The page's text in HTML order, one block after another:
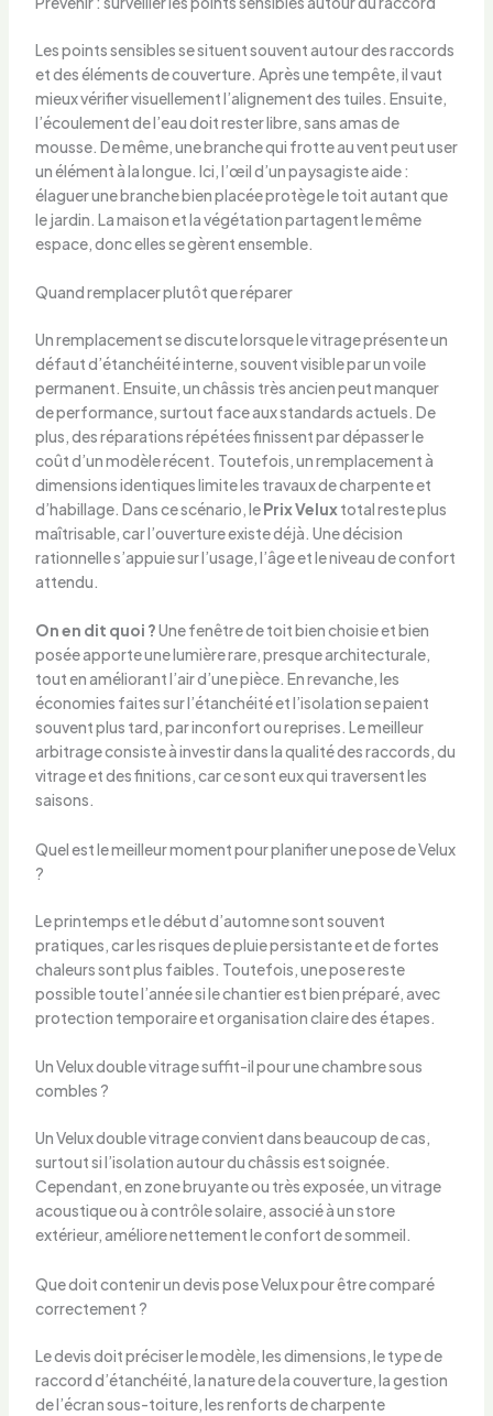
Les points sensibles se situent souvent autour des raccords
et des éléments de couverture. Après une tempête, il vaut
mieux vérifier visuellement l’alignement des tuiles. Ensuite,
l’écoulement de l’eau doit rester libre, sans amas de
mousse. De même, une branche qui frotte au vent peut user
un élément à la longue. Ici, l’œil d’un paysagiste aide :
élaguer une branche bien placée protège le toit autant que
le jardin. La maison et la végétation partagent le même
espace, donc elles se gèrent ensemble.
Quand remplacer plutôt que réparer
Un remplacement se discute lorsque le vitrage présente un
défaut d’étanchéité interne, souvent visible par un voile
permanent. Ensuite, un châssis très ancien peut manquer
de performance, surtout face aux standards actuels. De
plus, des réparations répétées finissent par dépasser le
coût d’un modèle récent. Toutefois, un remplacement à
dimensions identiques limite les travaux de charpente et
d’habillage. Dans ce scénario, lePrix Veluxtotal reste plus
maîtrisable, car l’ouverture existe déjà. Une décision
rationnelle s’appuie sur l’usage, l’âge et le niveau de confort
attendu.
On en dit quoi ?Une fenêtre de toit bien choisie et bien
posée apporte une lumière rare, presque architecturale,
tout en améliorant l’air d’une pièce. En revanche, les
économies faites sur l’étanchéité et l’isolation se paient
souvent plus tard, par inconfort ou reprises. Le meilleur
arbitrage consiste à investir dans la qualité des raccords, du
vitrage et des finitions, car ce sont eux qui traversent les
saisons.
Quel est le meilleur moment pour planifier une pose de Velux
?
Le printemps et le début d’automne sont souvent
pratiques, car les risques de pluie persistante et de fortes
chaleurs sont plus faibles. Toutefois, une pose reste
possible toute l’année si le chantier est bien préparé, avec
protection temporaire et organisation claire des étapes.
Un Velux double vitrage suffit-il pour une chambre sous
combles ?
Un Velux double vitrage convient dans beaucoup de cas,
surtout si l’isolation autour du châssis est soignée.
Cependant, en zone bruyante ou très exposée, un vitrage
acoustique ou à contrôle solaire, associé à un store
extérieur, améliore nettement le confort de sommeil.
Que doit contenir un devis pose Velux pour être comparé
correctement ?
Le devis doit préciser le modèle, les dimensions, le type de
raccord d’étanchéité, la nature de la couverture, la gestion
de l’écran sous-toiture, les renforts de charpente